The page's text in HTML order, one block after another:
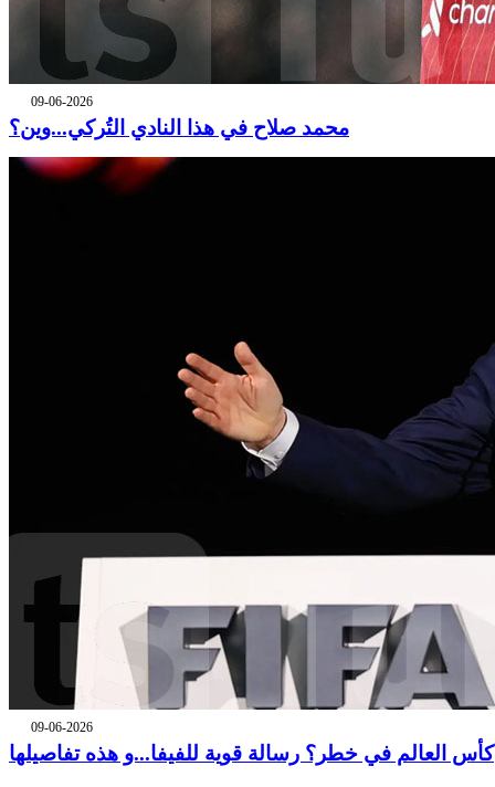
09-06-2026
محمد صلاح في هذا النادي التُركي...وين؟
09-06-2026
كأس العالم في خطر؟ رسالة قوية للفيفا...و هذه تفاصيلها